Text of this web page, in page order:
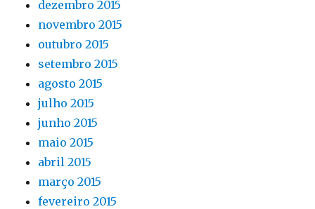
dezembro 2015
novembro 2015
outubro 2015
setembro 2015
agosto 2015
julho 2015
junho 2015
maio 2015
abril 2015
março 2015
fevereiro 2015